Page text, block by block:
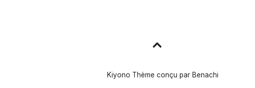
Kiyono Thème conçu par Benachi